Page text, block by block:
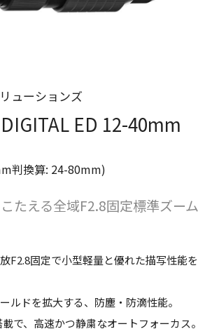
ューションズ
ED 12-40mm
判換算: 24-80mm)
たえる全域F2.8固定標準ズーム
F2.8固定で小型軽量と優れた描写性能を
ルドを拡大する、防塵・防滴性能。
載で、高速かつ静粛なオートフォーカス。